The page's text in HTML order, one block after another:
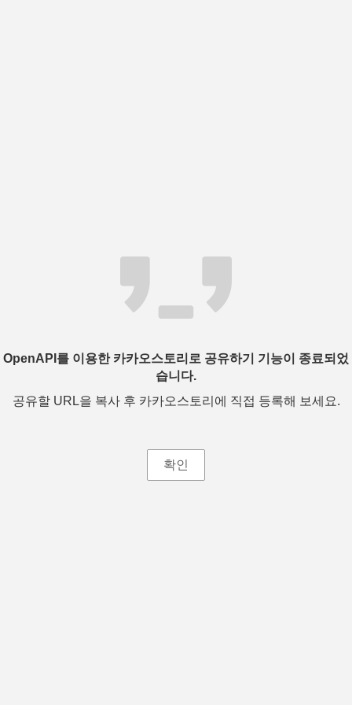
OpenAPI를 이용한 카카오스토리로 공유하기 기능이 종료되었
습니다.
공유할 URL을 복사 후 카카오스토리에 직접 등록해 보세요.
확인